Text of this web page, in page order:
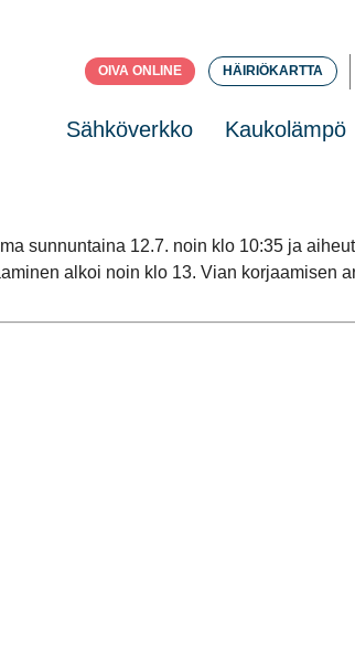
OIVA ONLINE HÄIRIÖKARTTA
Sähköverkko Kaukolämpö
sunnuntaina 12.7. noin klo 10:35 ja
alkoi noin klo 13. Vian korjaamisen